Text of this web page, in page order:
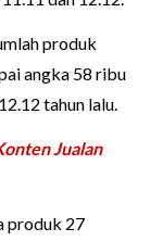
produk
angka 58 ribu
tahun lalu.
Jualan
produk 27